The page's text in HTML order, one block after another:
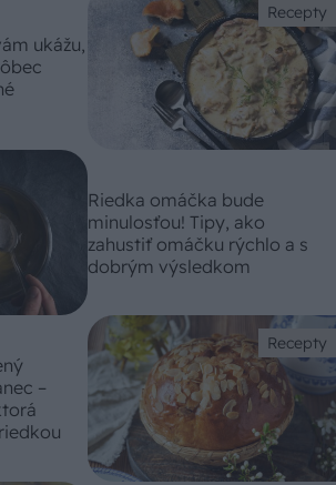
Recepty
ukážu,
Riedka omáčka bude
minulosťou! Tipy, ako
zahustiť omáčku rýchlo a s
dobrým výsledkom
Recepty
–